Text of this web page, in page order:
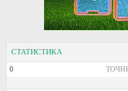
СТАТИСТИКА
0